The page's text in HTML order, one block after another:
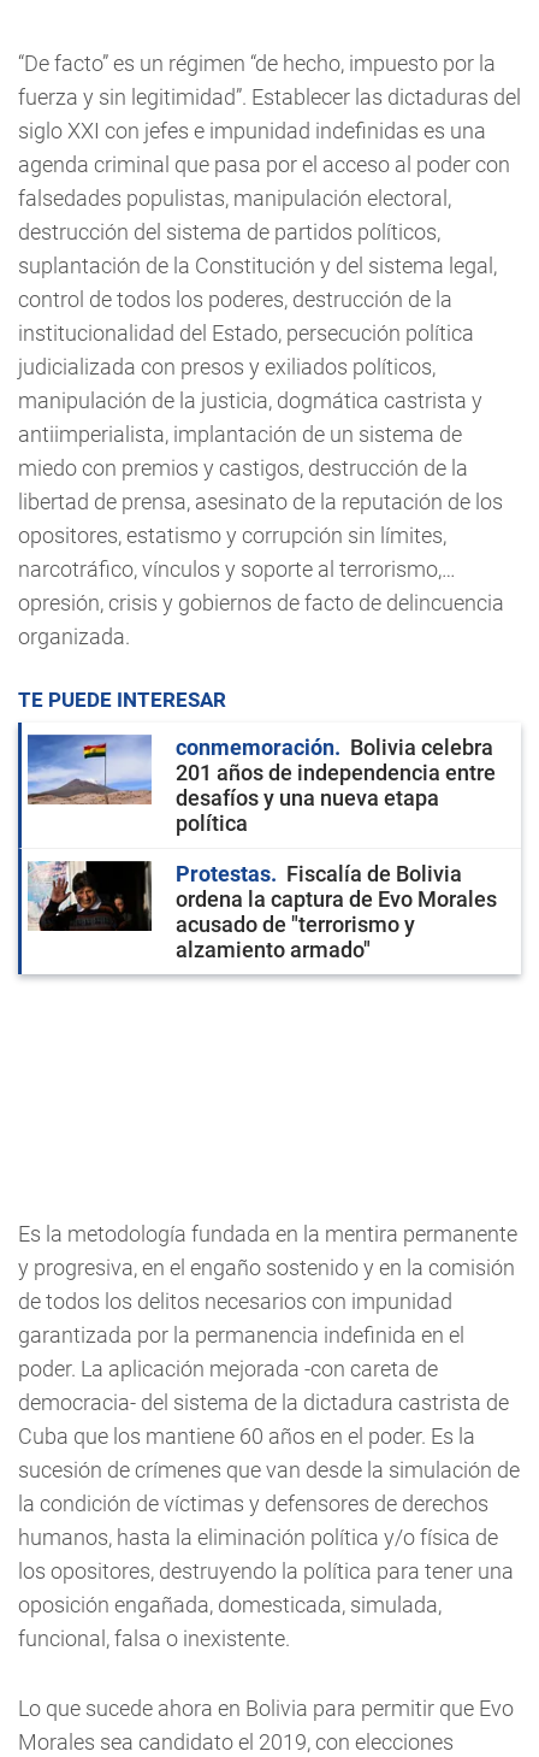
“De facto” es un régimen “de hecho, impuesto por la
fuerza y sin legitimidad”. Establecer las dictaduras del
siglo XXI con jefes e impunidad indefinidas es una
agenda criminal que pasa por el acceso al poder con
falsedades populistas, manipulación electoral,
destrucción del sistema de partidos políticos,
suplantación de la Constitución y del sistema legal,
control de todos los poderes, destrucción de la
institucionalidad del Estado, persecución política
judicializada con presos y exiliados políticos,
manipulación de la justicia, dogmática castrista y
antiimperialista, implantación de un sistema de
miedo con premios y castigos, destrucción de la
libertad de prensa, asesinato de la reputación de los
opositores, estatismo y corrupción sin límites,
narcotráfico, vínculos y soporte al terrorismo,…
opresión, crisis y gobiernos de facto de delincuencia
organizada.
TE PUEDE INTERESAR
conmemoración
Bolivia celebra
201 años de independencia entre
desafíos y una nueva etapa
política
Protestas
Fiscalía de Bolivia
ordena la captura de Evo Morales
acusado de "terrorismo y
alzamiento armado"
Es la metodología fundada en la mentira permanente
y progresiva, en el engaño sostenido y en la comisión
de todos los delitos necesarios con impunidad
garantizada por la permanencia indefinida en el
poder. La aplicación mejorada -con careta de
democracia- del sistema de la dictadura castrista de
Cuba que los mantiene 60 años en el poder. Es la
sucesión de crímenes que van desde la simulación de
la condición de víctimas y defensores de derechos
humanos, hasta la eliminación política y/o física de
los opositores, destruyendo la política para tener una
oposición engañada, domesticada, simulada,
funcional, falsa o inexistente.
Lo que sucede ahora en Bolivia para permitir que Evo
Morales sea candidato el 2019, con elecciones